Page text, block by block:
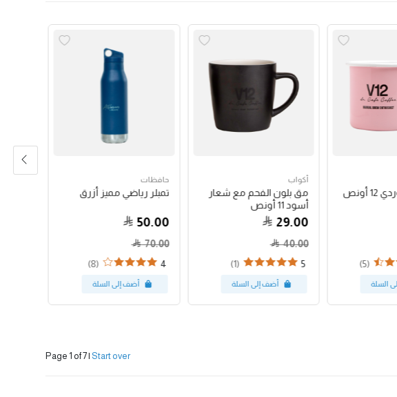
أونص
(5)
أكواب
مق بلون الفحم مع شعار
أسود 11 أونص
29.00
40.00
5
(1)
حافظات
تمبلر رياضي مميز أزرق
50.00
70.00
4
(8)
Page 1 of 7| Start over